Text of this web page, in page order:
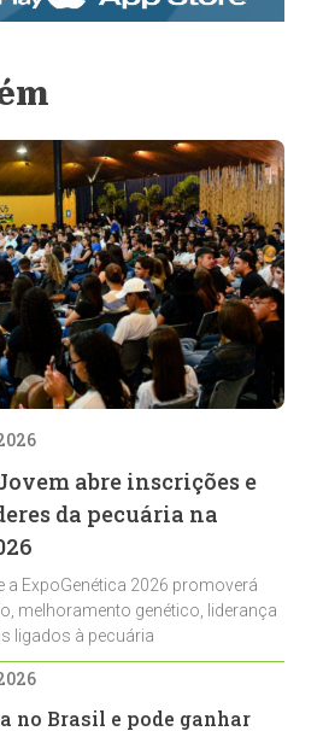
abre inscrições e
da pecuária na
a ExpoGenética 2026 promoverá
melhoramento genético, liderança
ligados à pecuária
no Brasil e pode ganhar